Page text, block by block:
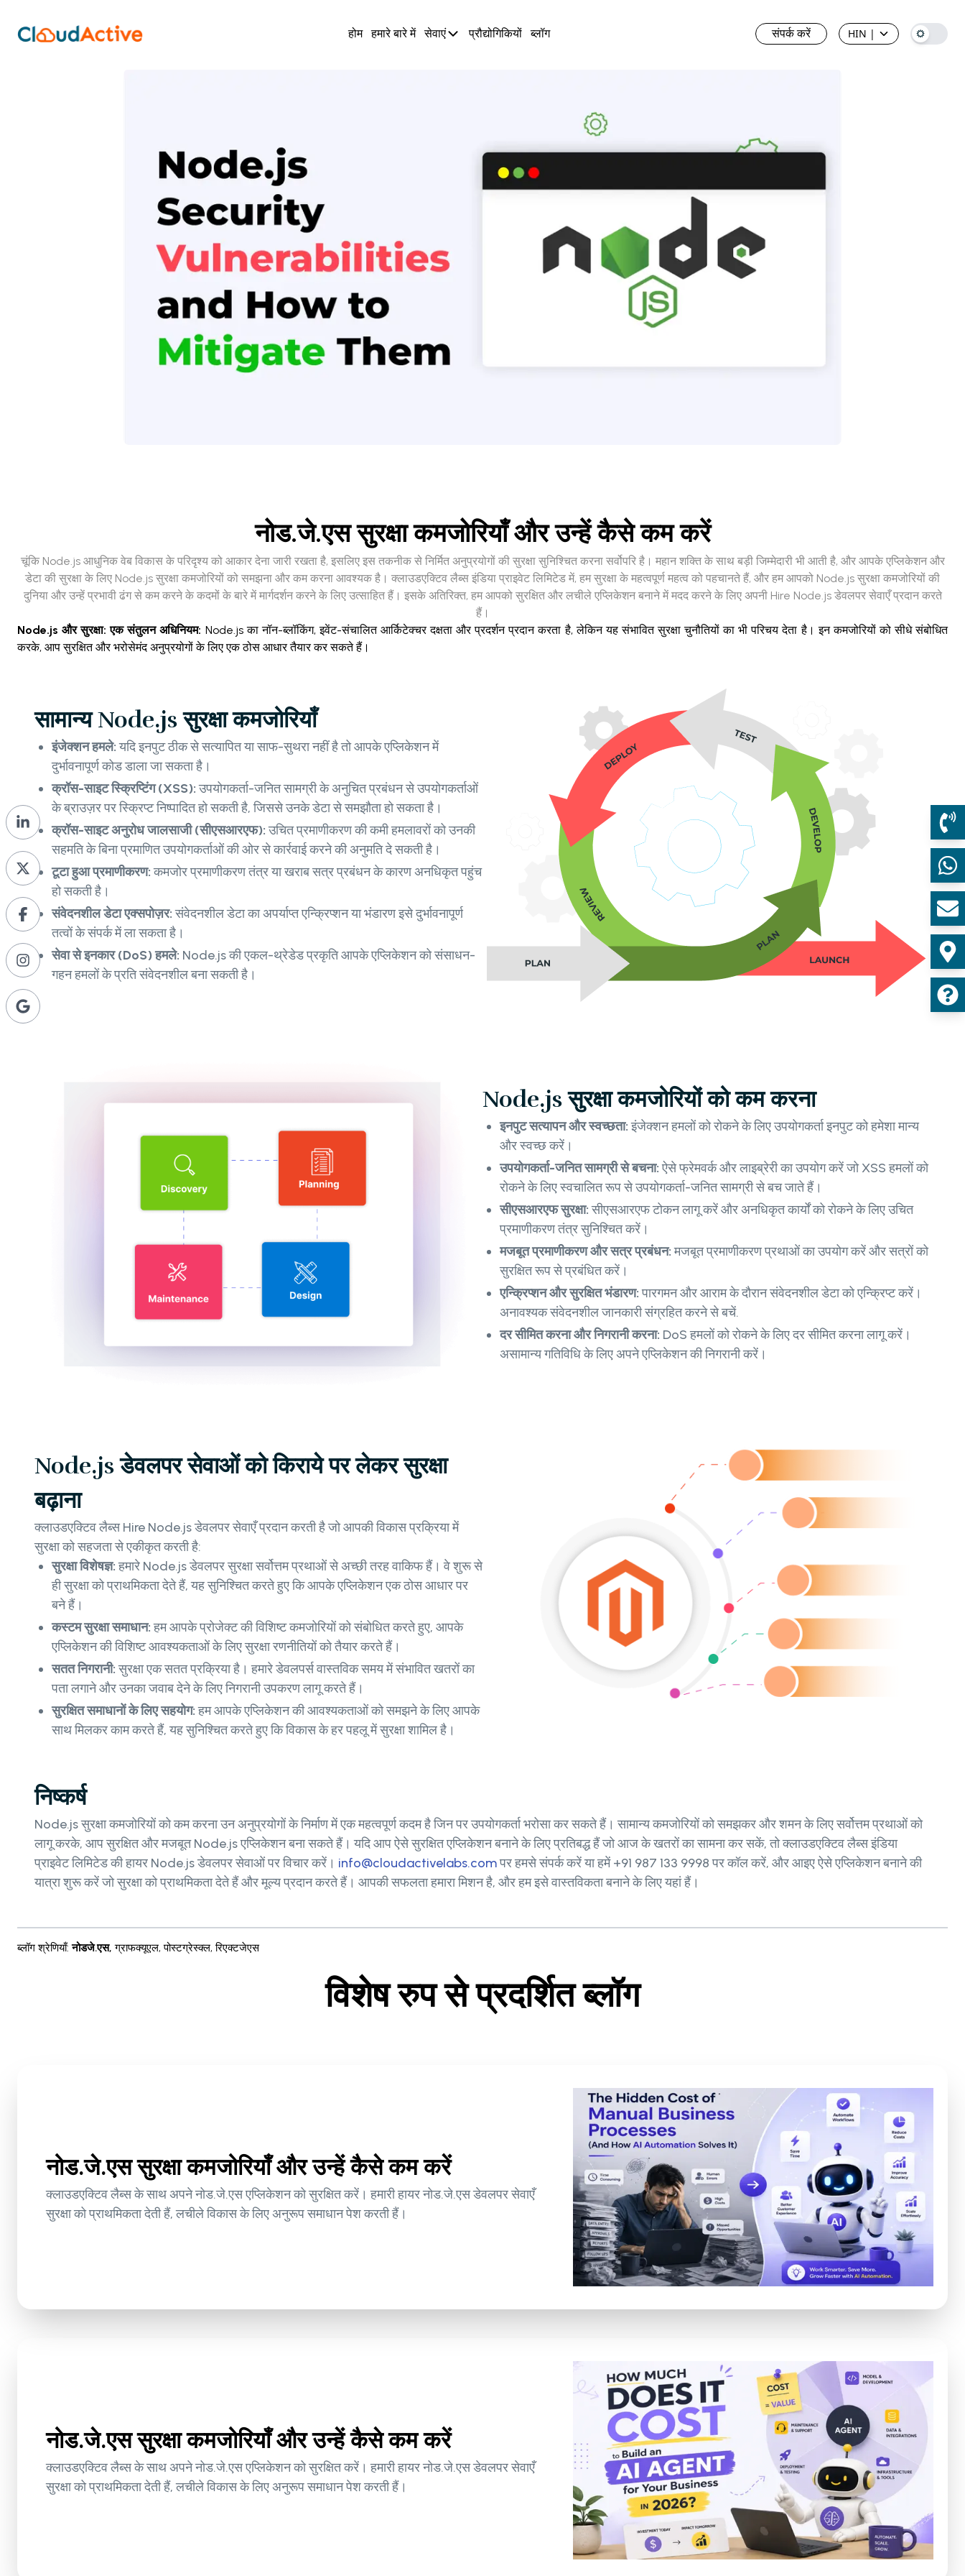
होम हमारे बारे में सेवाएं प्रौद्योगिकियों ब्लॉग संपर्क करें HIN |
नोड.जे.एस सुरक्षा कमजोरियाँ और उन्हें कैसे कम करें
चूंकि Node.js आधुनिक वेब विकास के परिदृश्य को आकार देना जारी रखता है, इसलिए इस तकनीक से निर्मित अनुप्रयोगों की सुरक्षा सुनिश्चित करना सर्वोपरि है। महान शक्ति के साथ बड़ी जिम्मेदारी भी आती है, और आपके एप्लिकेशन और
डेटा की सुरक्षा के लिए Node.js सुरक्षा कमजोरियों को समझना और कम करना आवश्यक है। क्लाउडएक्टिव लैब्स इंडिया प्राइवेट लिमिटेड में, हम सुरक्षा के महत्वपूर्ण महत्व को पहचानते हैं, और हम आपको Node.js सुरक्षा कमजोरियों की
दुनिया और उन्हें प्रभावी ढंग से कम करने के कदमों के बारे में मार्गदर्शन करने के लिए उत्साहित हैं। इसके अतिरिक्त, हम आपको सुरक्षित और लचीले एप्लिकेशन बनाने में मदद करने के लिए अपनी Hire Node.js डेवलपर सेवाएँ प्रदान करते
हैं।
Node.js और सुरक्षा: एक संतुलन अधिनियम: Node.js का नॉन-ब्लॉकिंग, इवेंट-संचालित आर्किटेक्चर दक्षता और प्रदर्शन प्रदान करता है, लेकिन यह संभावित सुरक्षा चुनौतियों का भी परिचय देता है। इन कमजोरियों को सीधे संबोधित
करके, आप सुरक्षित और भरोसेमंद अनुप्रयोगों के लिए एक ठोस आधार तैयार कर सकते हैं।
सामान्य Node.js सुरक्षा कमजोरियाँ
इंजेक्शन हमले:यदि इनपुट ठीक से सत्यापित या साफ-सुथरा नहीं है तो आपके एप्लिकेशन में
दुर्भावनापूर्ण कोड डाला जा सकता है।
क्रॉस-साइट स्क्रिप्टिंग (XSS):उपयोगकर्ता-जनित सामग्री के अनुचित प्रबंधन से उपयोगकर्ताओं
के ब्राउज़र पर स्क्रिप्ट निष्पादित हो सकती है, जिससे उनके डेटा से समझौता हो सकता है।
क्रॉस-साइट अनुरोध जालसाजी (सीएसआरएफ):उचित प्रमाणीकरण की कमी हमलावरों को उनकी
सहमति के बिना प्रमाणित उपयोगकर्ताओं की ओर से कार्रवाई करने की अनुमति दे सकती है।
टूटा हुआ प्रमाणीकरण:कमजोर प्रमाणीकरण तंत्र या खराब सत्र प्रबंधन के कारण अनधिकृत पहुंच
हो सकती है।
संवेदनशील डेटा एक्सपोज़र:संवेदनशील डेटा का अपर्याप्त एन्क्रिप्शन या भंडारण इसे दुर्भावनापूर्ण
तत्वों के संपर्क में ला सकता है।
सेवा से इनकार (DoS) हमले: Node.js की एकल-थ्रेडेड प्रकृति आपके एप्लिकेशन को संसाधन-
गहन हमलों के प्रति संवेदनशील बना सकती है।
Node.js सुरक्षा कमजोरियों को कम करना
इनपुट सत्यापन और स्वच्छता:इंजेक्शन हमलों को रोकने के लिए उपयोगकर्ता इनपुट को हमेशा मान्य
और स्वच्छ करें।
उपयोगकर्ता-जनित सामग्री से बचना:ऐसे फ्रेमवर्क और लाइब्रेरी का उपयोग करें जो XSS हमलों को
रोकने के लिए स्वचालित रूप से उपयोगकर्ता-जनित सामग्री से बच जाते हैं।
सीएसआरएफ सुरक्षा:सीएसआरएफ टोकन लागू करें और अनधिकृत कार्यों को रोकने के लिए उचित
प्रमाणीकरण तंत्र सुनिश्चित करें।
मजबूत प्रमाणीकरण और सत्र प्रबंधन:मजबूत प्रमाणीकरण प्रथाओं का उपयोग करें और सत्रों को
सुरक्षित रूप से प्रबंधित करें।
एन्क्रिप्शन और सुरक्षित भंडारण:पारगमन और आराम के दौरान संवेदनशील डेटा को एन्क्रिप्ट करें।
अनावश्यक संवेदनशील जानकारी संग्रहित करने से बचें.
दर सीमित करना और निगरानी करना: DoS हमलों को रोकने के लिए दर सीमित करना लागू करें।
असामान्य गतिविधि के लिए अपने एप्लिकेशन की निगरानी करें।
Node.js डेवलपर सेवाओं को किराये पर लेकर सुरक्षा
बढ़ाना
क्लाउडएक्टिव लैब्स Hire Node.js डेवलपर सेवाएँ प्रदान करती है जो आपकी विकास प्रक्रिया में
सुरक्षा को सहजता से एकीकृत करती है:
सुरक्षा विशेषज्ञ:हमारे Node.js डेवलपर सुरक्षा सर्वोत्तम प्रथाओं से अच्छी तरह वाकिफ हैं। वे शुरू से
ही सुरक्षा को प्राथमिकता देते हैं, यह सुनिश्चित करते हुए कि आपके एप्लिकेशन एक ठोस आधार पर
बने हैं।
कस्टम सुरक्षा समाधान:हम आपके प्रोजेक्ट की विशिष्ट कमजोरियों को संबोधित करते हुए, आपके
एप्लिकेशन की विशिष्ट आवश्यकताओं के लिए सुरक्षा रणनीतियों को तैयार करते हैं।
सतत निगरानी:सुरक्षा एक सतत प्रक्रिया है। हमारे डेवलपर्स वास्तविक समय में संभावित खतरों का
पता लगाने और उनका जवाब देने के लिए निगरानी उपकरण लागू करते हैं।
सुरक्षित समाधानों के लिए सहयोग:हम आपके एप्लिकेशन की आवश्यकताओं को समझने के लिए आपके
साथ मिलकर काम करते हैं, यह सुनिश्चित करते हुए कि विकास के हर पहलू में सुरक्षा शामिल है।
निष्कर्ष
Node.js सुरक्षा कमजोरियों को कम करना उन अनुप्रयोगों के निर्माण में एक महत्वपूर्ण कदम है जिन पर उपयोगकर्ता भरोसा कर सकते हैं। सामान्य कमजोरियों को समझकर और शमन के लिए सर्वोत्तम प्रथाओं को
लागू करके, आप सुरक्षित और मजबूत Node.js एप्लिकेशन बना सकते हैं। यदि आप ऐसे सुरक्षित एप्लिकेशन बनाने के लिए प्रतिबद्ध हैं जो आज के खतरों का सामना कर सकें, तो क्लाउडएक्टिव लैब्स इंडिया
प्राइवेट लिमिटेड की हायर Node.js डेवलपर सेवाओं पर विचार करें। info@cloudactivelabs.comपर हमसे संपर्क करें या हमें +91 987 133 9998 पर कॉल करें, और आइए ऐसे एप्लिकेशन बनाने की
यात्रा शुरू करें जो सुरक्षा को प्राथमिकता देते हैं और मूल्य प्रदान करते हैं। आपकी सफलता हमारा मिशन है, और हम इसे वास्तविकता बनाने के लिए यहां हैं।
ब्लॉग श्रेणियाँ: नोडजे.एस, ग्राफक्यूएल,पोस्टग्रेस्क्ल,रिएक्टजेएस
विशेष रुप से प्रदर्शित ब्लॉग
नोड.जे.एस सुरक्षा कमजोरियाँ और उन्हें कैसे कम करें
क्लाउडएक्टिव लैब्स के साथ अपने नोड.जे.एस एप्लिकेशन को सुरक्षित करें। हमारी हायर नोड.जे.एस डेवलपर सेवाएँ
सुरक्षा को प्राथमिकता देती हैं, लचीले विकास के लिए अनुरूप समाधान पेश करती हैं।
नोड.जे.एस सुरक्षा कमजोरियाँ और उन्हें कैसे कम करें
क्लाउडएक्टिव लैब्स के साथ अपने नोड.जे.एस एप्लिकेशन को सुरक्षित करें। हमारी हायर नोड.जे.एस डेवलपर सेवाएँ
सुरक्षा को प्राथमिकता देती हैं, लचीले विकास के लिए अनुरूप समाधान पेश करती हैं।